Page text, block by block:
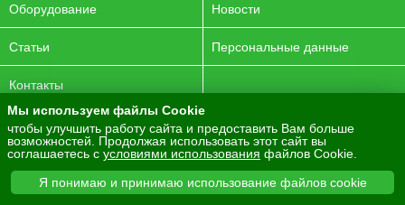
Оборудование Новости
Статьи Персональные данные
Контакты
© 2016-2026 ENERGYAGRO Все права защищены.
Разработка сайта - PurpleLabs
Вся представленная на сайте информация носит
информационный характер и не является публичной офертой.
Мы используем файлы Cookie
чтобы улучшить работу сайта и предоставить Вам больше
возможностей. Продолжая использовать этот сайт вы
соглашаетесь с условиями использования файлов Cookie.
Я понимаю и принимаю использование файлов cookie